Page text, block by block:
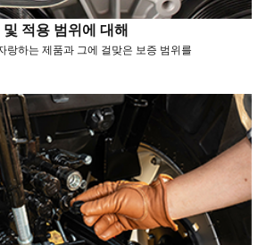
적용 범위에 대해
랑하는 제품과 그에 걸맞은 보증 범위를